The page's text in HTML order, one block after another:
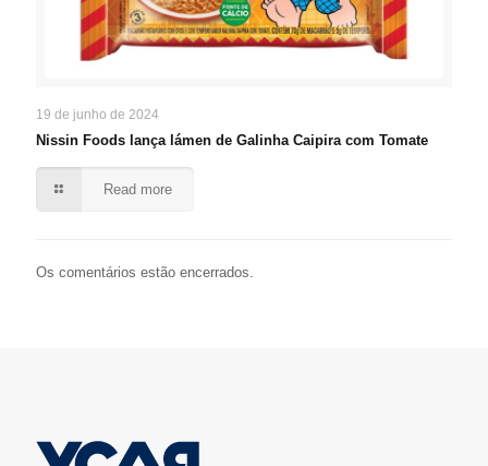
19 de junho de 2024
Nissin Foods lança lámen de Galinha Caipira com Tomate
Read more
Os comentários estão encerrados.